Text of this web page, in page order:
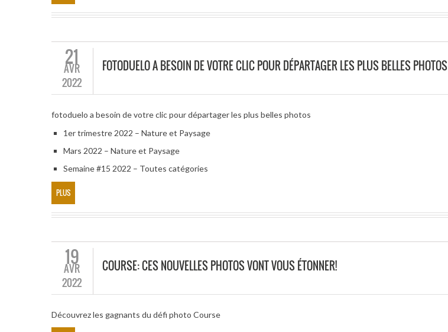
21
AVR
2022
FOTODUELO A BESOIN DE VOTRE CLIC POUR DÉPARTAGER LES PLUS BELLES PHOTOS
fotoduelo a besoin de votre clic pour départager les plus belles photos
1er trimestre 2022 – Nature et Paysage
Mars 2022 – Nature et Paysage
Semaine #15 2022 – Toutes catégories
PLUS
19
AVR
2022
COURSE: CES NOUVELLES PHOTOS VONT VOUS ÉTONNER!
Découvrez les gagnants du défi photo Course